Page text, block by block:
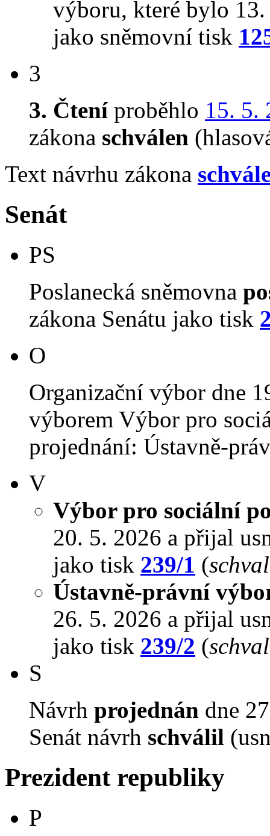
výboru, které bylo
jako sněmovní tisk
3
3. Čteníproběhlo 15. 5.
zákona schválen
Text návrhu zákona
Senát
PS
Poslanecká sněmovna
zákona Senátu jako tisk
O
Organizační výbor dne
výborem Výbor pro
projednání: Ústavně-
V
Výbor pro sociální
20. 5. 2026 a přijal
jako tisk 239/1 (
Ústavně-právní
26. 5. 2026 a přijal
jako tisk 239/2 (
S
Návrh projednán dne
Senát návrh schválil
Prezident republiky
P